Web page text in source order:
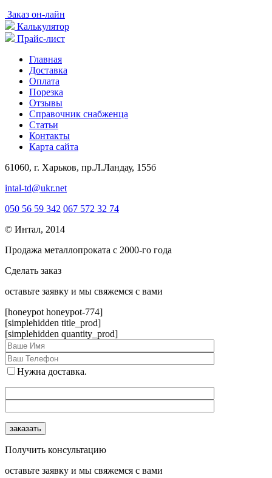
Заказ он-лайн
Калькулятор
Прайс-лист
Главная
Доставка
Оплата
Порезка
Отзывы
Справочник снабженца
Статьи
Контакты
Карта сайта
61060, г. Харьков, пр.Л.Ландау, 155б
intal-td@ukr.net
050 56 59 342 067 572 32 74
© Интал, 2014
Продажа металлопроката с 2000-го года
Сделать заказ
оcтавьте заявку и мы свяжемся с вами
[honeypot honeypot-774]
[simplehidden title_prod]
[simplehidden quantity_prod]
Нужна доставка.
Получить консультацию
оcтавьте заявку и мы свяжемся с вами